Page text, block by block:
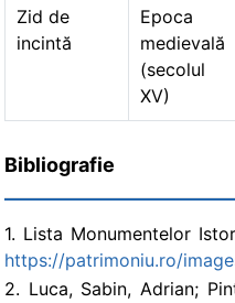
Zid de
incintă
Epoca
medievală
(secolul
XV)
Bibliografie
1. Lista Monumentelor
https://patrimoniu.ro/
2. Luca, Sabin, Adrian;